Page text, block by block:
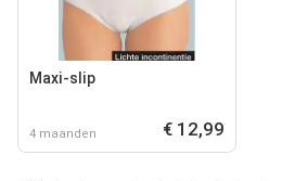
Maxi-slip
4 maanden € 12,99